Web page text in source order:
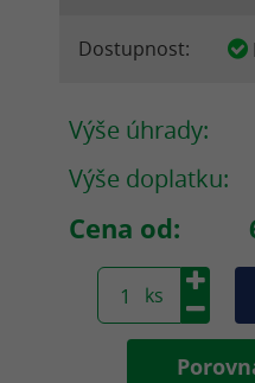
Dostupnost:
Výše úhrady:
Výše doplatku:
Cena od: